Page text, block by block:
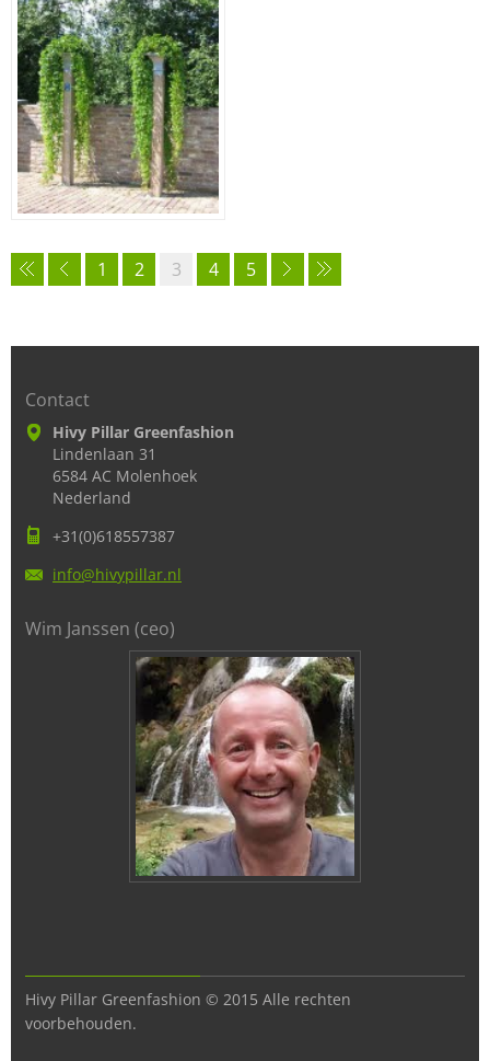
1 2 3 4 5
Contact
Hivy Pillar Greenfashion
Lindenlaan 31
6584 AC Molenhoek
Nederland
+31(0)618557387
info@hivypillar.nl
Wim Janssen (ceo)
Hivy Pillar Greenfashion © 2015 Alle rechten
voorbehouden.